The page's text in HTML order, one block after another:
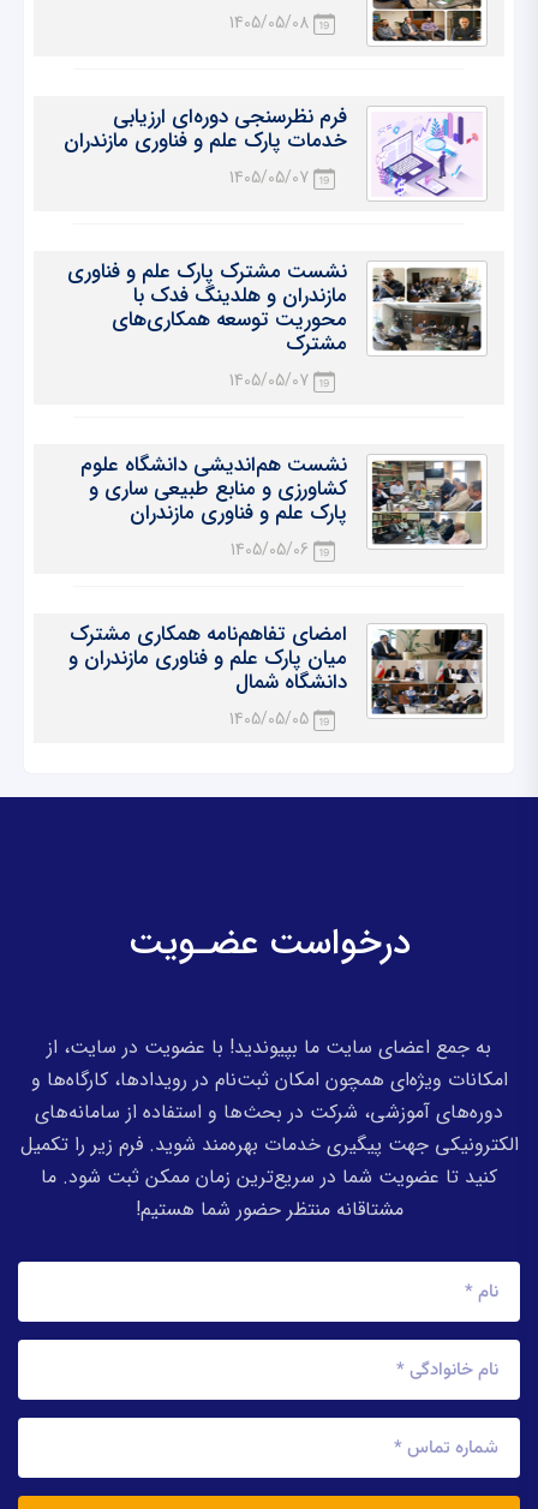
1405/05/08
فرم نظرسنجی دوره‌ای ارزیابی
خدمات پارک علم و فناوری مازندران
1405/05/07
نشست مشترک پارک علم و فناوری
مازندران و هلدینگ فدک با
محوریت توسعه همکاری‌های
مشترک
1405/05/07
نشست هم‌اندیشی دانشگاه علوم
کشاورزی و منابع طبیعی ساری و
پارک علم و فناوری مازندران
1405/05/06
امضای تفاهم‌نامه همکاری مشترک
میان پارک علم و فناوری مازندران و
دانشگاه شمال
1405/05/05
درخواست عضـویت
به جمع اعضای سایت ما بپیوندید! با عضویت در سایت، از
امکانات ویژه‌ای همچون امکان ثبت‌نام در رویدادها، کارگاه‌ها و
دوره‌های آموزشی، شرکت در بحث‌ها و استفاده از سامانه‌های
الکترونیکی جهت پیگیری خدمات بهره‌مند شوید. فرم زیر را تکمیل
کنید تا عضویت شما در سریع‌ترین زمان ممکن ثبت شود. ما
مشتاقانه منتظر حضور شما هستیم!